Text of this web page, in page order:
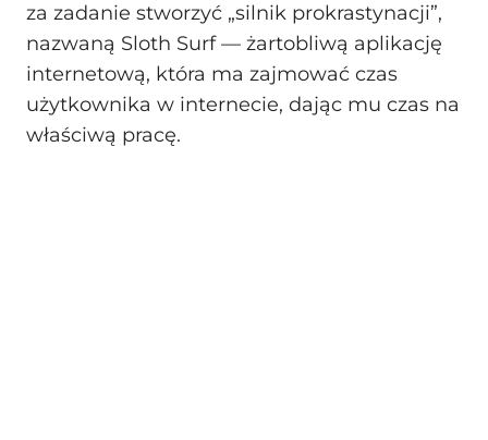
za zadanie stworzyć „silnik prokrastynacji”,
nazwaną Sloth Surf — żartobliwą aplikację
internetową, która ma zajmować czas
użytkownika w internecie, dając mu czas na
właściwą pracę.